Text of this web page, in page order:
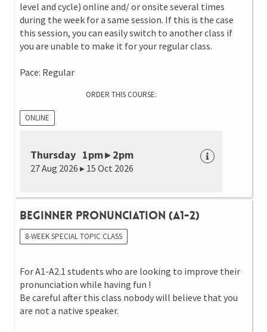
level and cycle) online and/ or onsite several times
during the week for a same session. If this is the case
this session, you can easily switch to another class if
you are unable to make it for your regular class.
Pace: Regular
ORDER THIS COURSE:
ONLINE
Thursday 1pm ▸ 2pm
27 Aug 2026 ▸ 15 Oct 2026
Beginner Pronunciation (A1-2)
8-WEEK SPECIAL TOPIC CLASS
For A1-A2.1 students who are looking to improve their
pronunciation while having fun !
Be careful after this class nobody will believe that you
are not a native speaker.